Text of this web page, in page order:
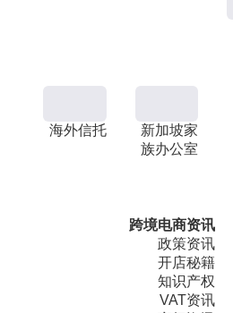
海外信托
新加坡家
族办公室
跨境电商资讯
政策资讯
开店秘籍
知识产权
VAT资讯